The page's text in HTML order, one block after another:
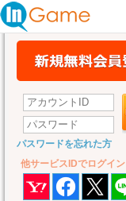
パスワードを忘れた方
他サービスIDでログイン